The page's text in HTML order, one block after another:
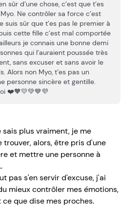
sûr d’une chose, c’est que t’es
Ne contrôler sa force c’est
suis sûr que t’es pas le premier à
cette fille c’est mal comportée
je connais une bonne demi
qui l’auraient poussée très
sans excuser et sans avoir le
Alors non Myo, t’es pas un
personne sincère et gentille.
❤️🧡💛💚💙💜
sais plus vraiment, je me
trouver, alors, être pris d'une
et mettre une personne à
pas s'en servir d'excuse, j'ai
mieux contrôler mes émotions,
que dise mes proches.